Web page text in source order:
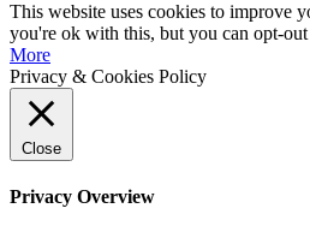
This website uses cookies to improve
you're ok with this, but you can opt-
More
Privacy & Cookies Policy
Close
Privacy Overview